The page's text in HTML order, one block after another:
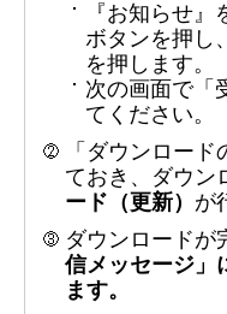
『お知らせ
ボタンを押し
を押します。
次の画面で「
てください。
「ダウンロー
ておき、ダウン
ード（更新） が
ダウンロードが
信メッセージ」
ます。